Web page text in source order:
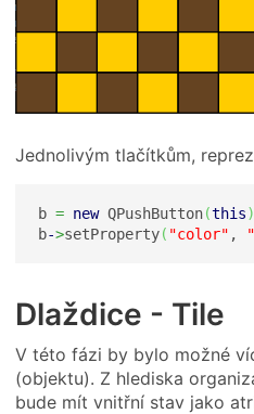
Jednolivým tlačítkům,
b = new QPushButton(this)
b->setProperty( "color" ,
Dlaždice - Tile
V této fázi by bylo možné
(objektu). Z hlediska
bude mít vnitřní stav jako